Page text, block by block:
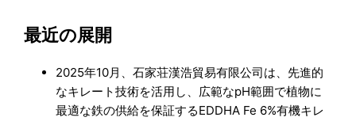
最近の展開
2025年10月、石家荘漢浩貿易有限公司は、先進的
なキレート技術を活用し、広範なpH範囲で植物に
最適な鉄の供給を保証するEDDHA Fe 6%有機キレ